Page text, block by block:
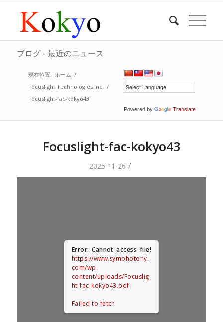
ブログ - 最近のニュース
Powered by Translate
現在位置: ホーム /
Focuslight Technologies Inc. /
Focuslight-fac-kokyo43
Focuslight-fac-kokyo43
2025-11-26 /
Error: Cannot access file!
https://www.symphotony.
com/wp-
content/uploads/Focuslig
ht-fac-kokyo43.pdf
Failed to fetch